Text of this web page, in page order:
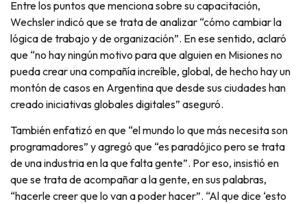
Entre los puntos que menciona sobre su capacitación,
Wechsler indicó que se trata de analizar “cómo cambiar la
lógica de trabajo y de organización”. En ese sentido, aclaró
que “no hay ningún motivo para que alguien en Misiones no
pueda crear una compañía increíble, global, de hecho hay un
montón de casos en Argentina que desde sus ciudades han
creado iniciativas globales digitales” aseguró.
También enfatizó en que “el mundo lo que más necesita son
programadores” y agregó que “es paradójico pero se trata
de una industria en la que falta gente”. Por eso, insistió en
que se trata de acompañar a la gente, en sus palabras,
“hacerle creer que lo van a poder hacer”. “Al que dice ‘esto